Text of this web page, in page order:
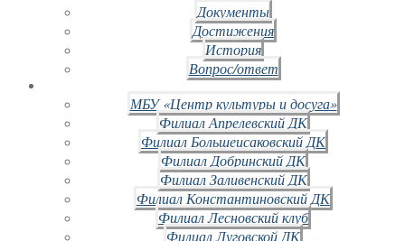
Документы
Достижения
История
Вопрос/ответ
МБУ «Центр культуры и досуга»
Филиал Апрелевский ДК
Филиал Большеисаковский ДК
Филиал Добринский ДК
Филиал Заливенский ДК
Филиал Константиновский ДК
Филиал Лесновский клуб
Филиал Луговской ДК